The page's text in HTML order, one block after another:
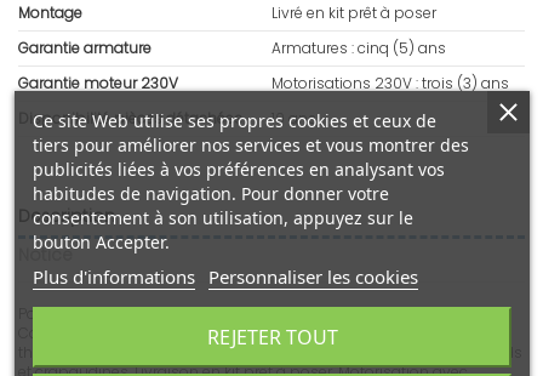
Montage
Livré en kit prêt à poser
Garantie armature
Armatures : cinq (5) ans
Garantie moteur 230V
Motorisations 230V : trois (3) ans
Disponibilité pièces détachées
10 ans
Description
Notice
Portail double battant à panneau plein. Montage rapide et facile.
Coloris Gris Anthracite. Fabrication française en aluminium
thermolaqué de haute qualité. Installation simplifiée grâce aux gonds
et crapaudines. Livraison en kit prêt à poser. Motorisation avec
Ce site Web utilise ses propres cookies et ceux de
tiers pour améliorer nos services et vous montrer des
publicités liées à vos préférences en analysant vos
habitudes de navigation. Pour donner votre
consentement à son utilisation, appuyez sur le
bouton Accepter.
Plus d'informations Personnaliser les cookies
REJETER TOUT